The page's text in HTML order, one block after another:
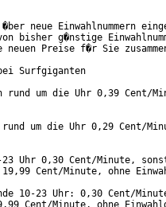
neue Einwahlnummern
bisher g�nstige
Preise f�r Sie
Surfgiganten
um die Uhr 0,39 Cent/
um die Uhr 0,29 Cent/
Uhr 0,30 Cent/Minute,
19,99 Cent/Minute, ohne
10-23 Uhr: 0,30 Cent/
Cent/Minute, ohne